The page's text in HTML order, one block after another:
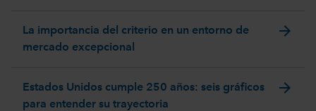
La importancia del criterio en un entorno de
mercado excepcional
arrow_forward
Estados Unidos cumple 250 años: seis gráficos
para entender su trayectoria
arrow_forward